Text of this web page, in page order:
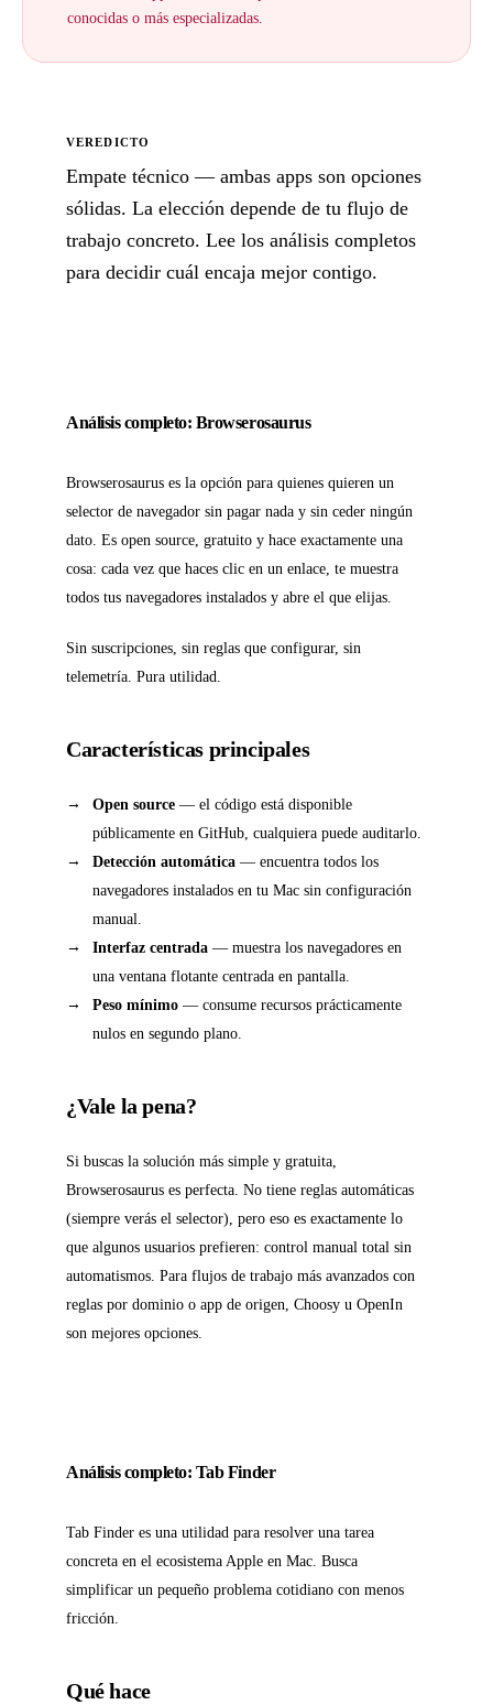
conocidas o más especializadas.
VEREDICTO
Empate técnico — ambas apps son opciones
sólidas. La elección depende de tu flujo de
trabajo concreto. Lee los análisis completos
para decidir cuál encaja mejor contigo.
Análisis completo: Browserosaurus
Browserosaurus es la opción para quienes quieren un
selector de navegador sin pagar nada y sin ceder ningún
dato. Es open source, gratuito y hace exactamente una
cosa: cada vez que haces clic en un enlace, te muestra
todos tus navegadores instalados y abre el que elijas.
Sin suscripciones, sin reglas que configurar, sin
telemetría. Pura utilidad.
Características principales
Open source — el código está disponible
públicamente en GitHub, cualquiera puede auditarlo.
Detección automática — encuentra todos los
navegadores instalados en tu Mac sin configuración
manual.
Interfaz centrada — muestra los navegadores en
una ventana flotante centrada en pantalla.
Peso mínimo — consume recursos prácticamente
nulos en segundo plano.
¿Vale la pena?
Si buscas la solución más simple y gratuita,
Browserosaurus es perfecta. No tiene reglas automáticas
(siempre verás el selector), pero eso es exactamente lo
que algunos usuarios prefieren: control manual total sin
automatismos. Para flujos de trabajo más avanzados con
reglas por dominio o app de origen, Choosy u OpenIn
son mejores opciones.
Análisis completo: Tab Finder
Tab Finder es una utilidad para resolver una tarea
concreta en el ecosistema Apple en Mac. Busca
simplificar un pequeño problema cotidiano con menos
fricción.
Qué hace